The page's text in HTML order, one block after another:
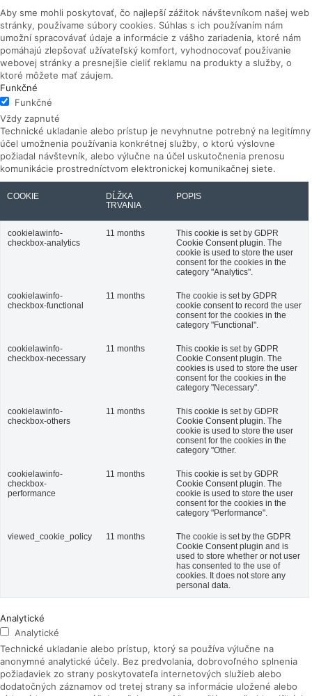
Aby sme mohli poskytovať, čo najlepší zážitok návštevníkom našej web
stránky, používame súbory cookies. Súhlas s ich používaním nám
umožní spracovávať údaje a informácie z vášho zariadenia, ktoré nám
pomáhajú zlepšovať užívateľský komfort, vyhodnocovať používanie
webovej stránky a presnejšie cieliť reklamu na produkty a služby, o
ktoré môžete mať záujem.
Funkčné
Funkčné
Vždy zapnuté
Technické ukladanie alebo prístup je nevyhnutne potrebný na legitímny
účel umožnenia používania konkrétnej služby, o ktorú výslovne
požiadal návštevník, alebo výlučne na účel uskutočnenia prenosu
komunikácie prostredníctvom elektronickej komunikačnej siete.
COOKIE
DĹŽKA
TRVANIA
POPIS
cookielawinfo-
checkbox-analytics
11 months
This cookie is set by GDPR
Cookie Consent plugin. The
cookie is used to store the user
consent for the cookies in the
category "Analytics".
cookielawinfo-
checkbox-functional
11 months
The cookie is set by GDPR
cookie consent to record the user
consent for the cookies in the
category "Functional".
cookielawinfo-
checkbox-necessary
11 months
This cookie is set by GDPR
Cookie Consent plugin. The
cookies is used to store the user
consent for the cookies in the
category "Necessary".
cookielawinfo-
checkbox-others
11 months
This cookie is set by GDPR
Cookie Consent plugin. The
cookie is used to store the user
consent for the cookies in the
category "Other.
cookielawinfo-
checkbox-
performance
11 months
This cookie is set by GDPR
Cookie Consent plugin. The
cookie is used to store the user
consent for the cookies in the
category "Performance".
viewed_cookie_policy 11 months
The cookie is set by the GDPR
Cookie Consent plugin and is
used to store whether or not user
has consented to the use of
cookies. It does not store any
personal data.
Analytické
Analytické
Technické ukladanie alebo prístup, ktorý sa používa výlučne na
anonymné analytické účely. Bez predvolania, dobrovoľného splnenia
požiadaviek zo strany poskytovateľa internetových služieb alebo
dodatočných záznamov od tretej strany sa informácie uložené alebo